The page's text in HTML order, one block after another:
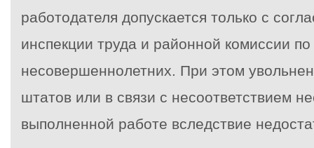
работодателя допускается только с
инспекции труда и районной комиссии
несовершеннолетних. При этом
штатов или в связи с несоответствием
выполненной работе вследствие